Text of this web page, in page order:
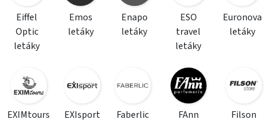
Eiffel
Optic
letáky
Emos
letáky
Enapo
letáky
ESO
travel
letáky
Euronova
letáky
EXIMtours
EXIsport
Faberlic
FAnn
Filson